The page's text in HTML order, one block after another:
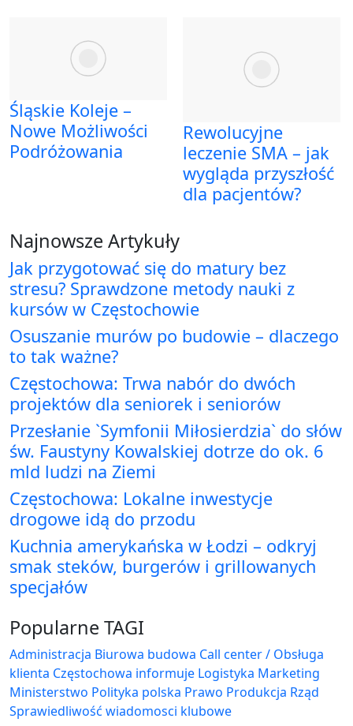
Śląskie Koleje –
Nowe Możliwości
Podróżowania
Rewolucyjne
leczenie SMA – jak
wygląda przyszłość
dla pacjentów?
Najnowsze Artykuły
Jak przygotować się do matury bez
stresu? Sprawdzone metody nauki z
kursów w Częstochowie
Osuszanie murów po budowie – dlaczego
to tak ważne?
Częstochowa: Trwa nabór do dwóch
projektów dla seniorek i seniorów
Przesłanie `Symfonii Miłosierdzia` do słów
św. Faustyny Kowalskiej dotrze do ok. 6
mld ludzi na Ziemi
Częstochowa: Lokalne inwestycje
drogowe idą do przodu
Kuchnia amerykańska w Łodzi – odkryj
smak steków, burgerów i grillowanych
specjałów
Popularne TAGI
Administracja Biurowa budowa Call center / Obsługa
klienta Częstochowa informuje Logistyka Marketing
Ministerstwo Polityka polska Prawo Produkcja Rząd
Sprawiedliwość wiadomosci klubowe